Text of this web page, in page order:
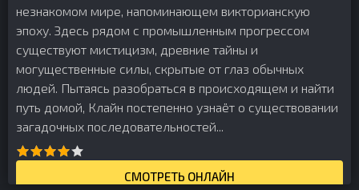
незнакомом мире, напоминающем викторианскую
эпоху. Здесь рядом с промышленным прогрессом
существуют мистицизм, древние тайны и
могущественные силы, скрытые от глаз обычных
людей. Пытаясь разобраться в происходящем и найти
путь домой, Клайн постепенно узнаёт о существовании
загадочных последовательностей...
СМОТРЕТЬ ОНЛАЙН